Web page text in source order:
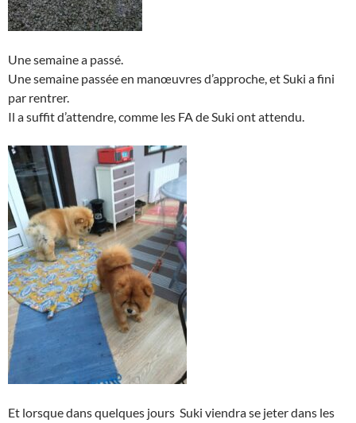
Une semaine a passé.
Une semaine passée en manœuvres d’approche, et Suki a fini
par rentrer.
Il a suffit d’attendre, comme les FA de Suki ont attendu.
Et lorsque dans quelques jours Suki viendra se jeter dans les